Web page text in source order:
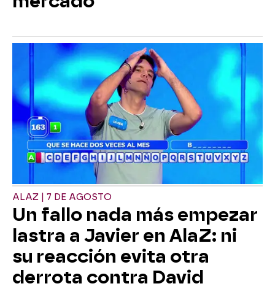
ALAZ | 7 DE AGOSTO
Un fallo nada más empezar
lastra a Javier en AlaZ: ni
su reacción evita otra
derrota contra David